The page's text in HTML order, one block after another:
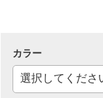
カラー